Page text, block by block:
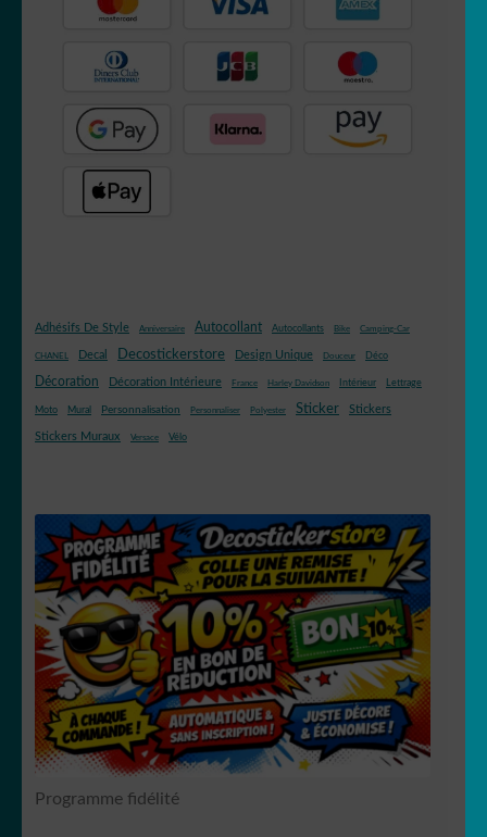
Adhésifs De Style Anniversaire Autocollant Autocollants Bike Camping-Car
CHANEL Decal Decostickerstore Design Unique Douceur Déco
Décoration Décoration Intérieure France Harley Davidson Intérieur Lettrage
Moto Mural Personnalisation Personnaliser Polyester Sticker Stickers
Stickers Muraux Versace Vélo
Programme fidélité